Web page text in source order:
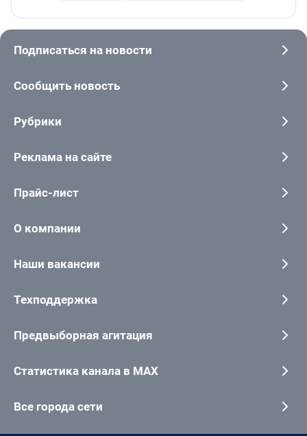
Подписаться на новости
Сообщить новость
Рубрики
Реклама на сайте
Прайс-лист
О компании
Наши вакансии
Техподдержка
Предвыборная агитация
Статистика канала в MAX
Все города сети